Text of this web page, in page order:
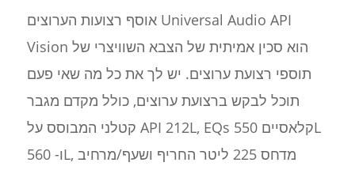
אוסף רצועות הערוצים Universal Audio API
Vision הוא סכין אמיתית של הצבא השוויצרי של
תוספי רצועת ערוצים. יש לך את כל מה שאי פעם
תוכל לבקש ברצועת ערוצים, כולל מקדם מגבר
קטלני המבוסס על API 212L, EQs קלאסיים 550L
ו- 560L, מדחס 225 ליטר החריף ושעף/מרחיב